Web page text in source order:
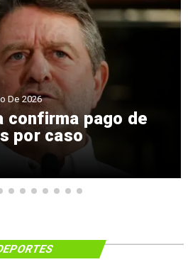
confirma pago de
por caso
De 2026